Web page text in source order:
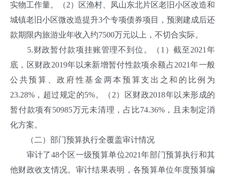
实物工作量。（2）区渔村、凤山东北片区老旧小区改造和
城镇老旧小区微改造提升3个专项债券项目，预测建成后还
款期限内旅游业年收入约7500万元以上，不切合实际。
5.财政暂付款项挂账管理不到位。（1）截至2021年
底，区财政2019年以来新增暂付性款项余额占2021年一般
公共预算、政府性基金两本预算支出之和的比例为
23.28%，超过规定的5%。（2）区财政2018年以来形成的
暂付款项有50985万元未清理，占比74.36%，且未制定消
化方案。
（二）部门预算执行全覆盖审计情况
审计了48个区一级预算单位2021年部门预算执行和其
他财政收支情况。审计结果表明，各预算单位年度预算编